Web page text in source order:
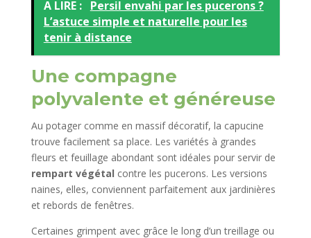
A LIRE : Persil envahi par les pucerons ?
L’astuce simple et naturelle pour les
tenir à distance
Une compagne
polyvalente et généreuse
Au potager comme en massif décoratif, la capucine
trouve facilement sa place. Les variétés à grandes
fleurs et feuillage abondant sont idéales pour servir de
rempart végétal contre les pucerons. Les versions
naines, elles, conviennent parfaitement aux jardinières
et rebords de fenêtres.
Certaines grimpent avec grâce le long d’un treillage ou